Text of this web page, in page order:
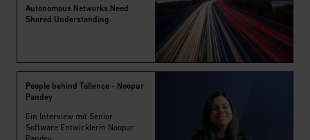
Autonomous Networks Need
Shared Understanding
People behind Tallence - Noopur
Pandey
Ein Interview mit Senior
Software Entwicklerin Noopur